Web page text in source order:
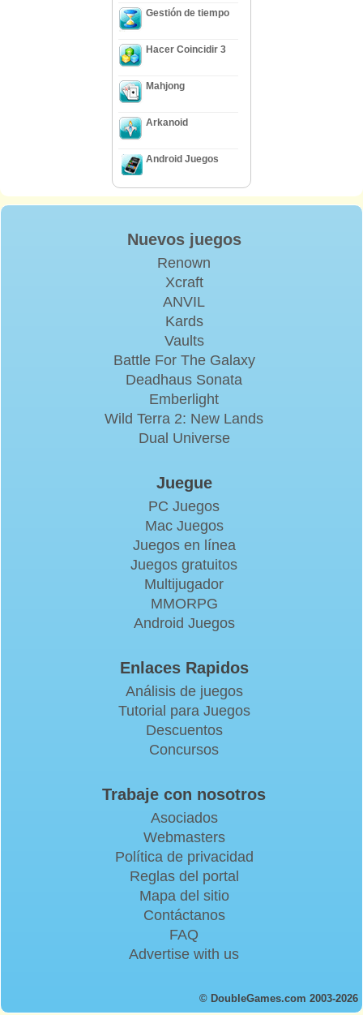
Gestión de tiempo
Hacer Coincidir 3
Mahjong
Arkanoid
Android Juegos
Nuevos juegos
Renown
Xcraft
ANVIL
Kards
Vaults
Battle For The Galaxy
Deadhaus Sonata
Emberlight
Wild Terra 2: New Lands
Dual Universe
Juegue
PC Juegos
Mac Juegos
Juegos en línea
Juegos gratuitos
Multijugador
MMORPG
Android Juegos
Enlaces Rapidos
Análisis de juegos
Tutorial para Juegos
Descuentos
Concursos
Trabaje con nosotros
Asociados
Webmasters
Política de privacidad
Reglas del portal
Mapa del sitio
Contáctanos
FAQ
Advertise with us
© DoubleGames.com 2003-2026